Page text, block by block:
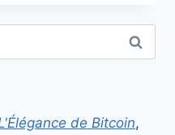
de Bitcoin,